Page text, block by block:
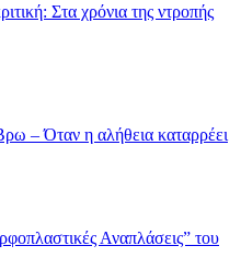
Στα χρόνια της ντροπής
– Όταν η αλήθεια καταρρέει
Αναπλάσεις” του